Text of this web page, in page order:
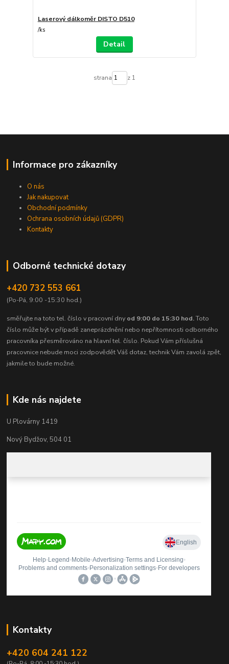
Laserový dálkoměr DISTO D510
/ks
Detail
strana z 1
Informace pro zákazníky
O nás
Jak nakupovat
Obchodní podmínky
Ochrana osobních údajů (GDPR)
Kontakty
Odborné technické dotazy
+420 732 553 661
(Po-Pá, 9:00 -15:30 hod.)
směřujte na toto tel. číslo v pracovní dny od 9:00 do 15:30 hod.Toto
číslo může být v případě zaneprázdnění nebo nepřítomnosti odborného
pracovníka přesměrováno na hlavní tel. číslo. Pokud Vám příslušná
pracovnice nebude moci zodpovědět Váš dotaz, technik Vám zavolá zpět,
jakmile to bude možné.
Kde nás najdete
U Plovárny 1419
Nový Bydžov, 504 01
Kontakty
+420 604 241 122